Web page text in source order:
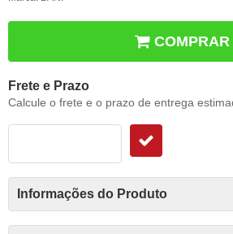
COMPRAR
Frete e Prazo
Calcule o frete e o prazo de entrega
Informações do Produto